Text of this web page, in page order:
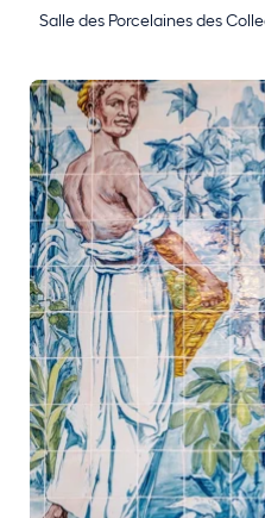
Salle des Porcelaines des